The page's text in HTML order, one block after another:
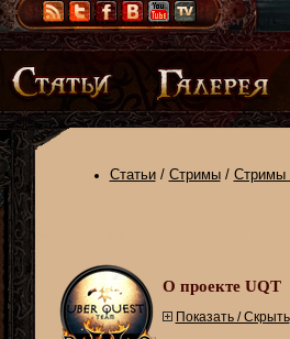
Статьи/ Стримы/ Стримы
О проекте UQT
Показать / Скрыть